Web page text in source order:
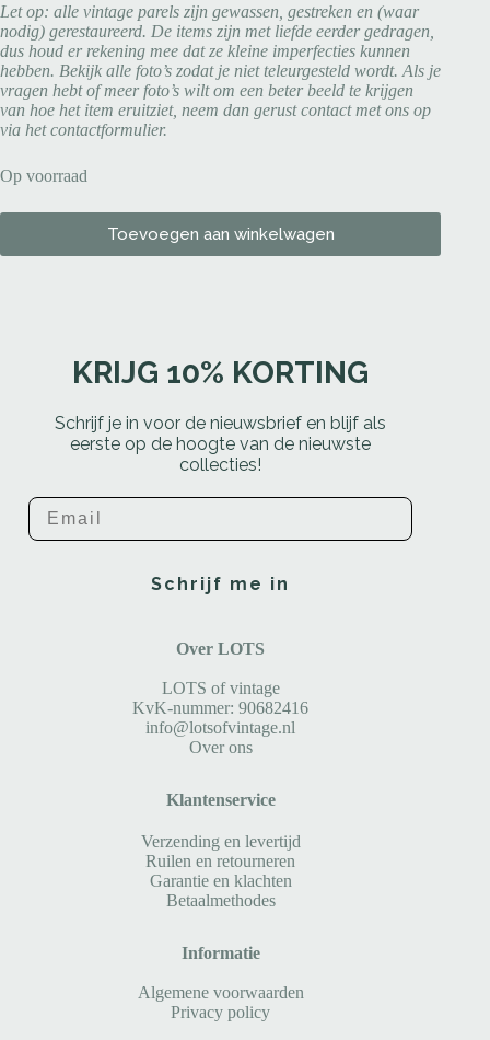
Let op: alle vintage parels zijn gewassen, gestreken en (waar
nodig) gerestaureerd. De items zijn met liefde eerder gedragen,
dus houd er rekening mee dat ze kleine imperfecties kunnen
hebben. Bekijk alle foto’s zodat je niet teleurgesteld wordt. Als je
vragen hebt of meer foto’s wilt om een beter beeld te krijgen
van hoe het item eruitziet, neem dan gerust contact met ons op
via het contactformulier.
Op voorraad
Toevoegen aan winkelwagen
KRIJG 10% KORTING
Schrijf je in voor de nieuwsbrief en blijf als
eerste op de hoogte van de nieuwste
collecties!
Email
Schrijf me in
Over LOTS
LOTS of vintage
KvK-nummer: 90682416
info@lotsofvintage.nl
Over ons
Klantenservice
Verzending en levertijd
Ruilen en retourneren
Garantie en klachten
Betaalmethodes
Informatie
Algemene voorwaarden
Privacy policy